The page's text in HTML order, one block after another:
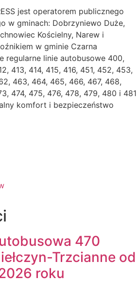
jest operatorem publicznego
w gminach: Dobrzyniewo Duże,
Kościelny, Narew i
w gminie Czarna
regularne linie autobusowe 400,
413, 414, 415, 416, 451, 452, 453,
463, 464, 465, 466, 467, 468,
474, 475, 476, 478, 479, 480 i 481
komfort i bezpieczeństwo
470
Trzcianne od
roku